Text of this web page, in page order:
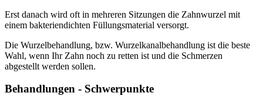
Erst danach wird oft in mehreren Sitzungen die Zahnwurzel mit
einem bakteriendichten Füllungsmaterial versorgt.
Die Wurzelbehandlung, bzw. Wurzelkanalbehandlung ist die beste
Wahl, wenn Ihr Zahn noch zu retten ist und die Schmerzen
abgestellt werden sollen.
Behandlungen - Schwerpunkte